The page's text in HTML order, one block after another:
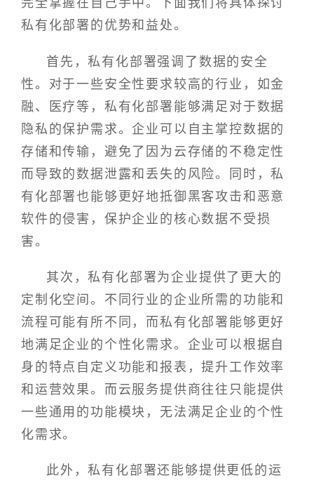
完全掌握在自己手中。下面我们将具体探讨
私有化部署的优势和益处。
首先，私有化部署强调了数据的安全
性。对于一些安全性要求较高的行业，如金
融、医疗等，私有化部署能够满足对于数据
隐私的保护需求。企业可以自主掌控数据的
存储和传输，避免了因为云存储的不稳定性
而导致的数据泄露和丢失的风险。同时，私
有化部署也能够更好地抵御黑客攻击和恶意
软件的侵害，保护企业的核心数据不受损
害。
其次，私有化部署为企业提供了更大的
定制化空间。不同行业的企业所需的功能和
流程可能有所不同，而私有化部署能够更好
地满足企业的个性化需求。企业可以根据自
身的特点自定义功能和报表，提升工作效率
和运营效果。而云服务提供商往往只能提供
一些通用的功能模块，无法满足企业的个性
化需求。
此外，私有化部署还能够提供更低的运